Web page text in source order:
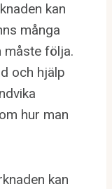
kan
många
måste följa.
och hjälp
hur man
kan